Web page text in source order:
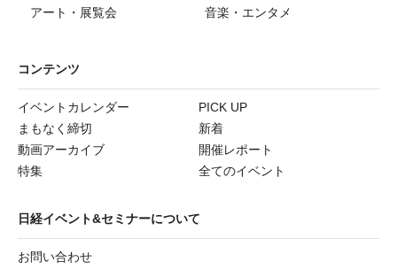
アート・展覧会
音楽・エンタメ
コンテンツ
イベントカレンダー
PICK UP
まもなく締切
新着
動画アーカイブ
開催レポート
特集
全てのイベント
日経イベント&セミナーについて
お問い合わせ